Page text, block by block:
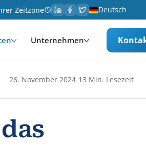
Zeitzone Deutsch
Unternehmen
26. November 2024·13 Min. Lesezeit